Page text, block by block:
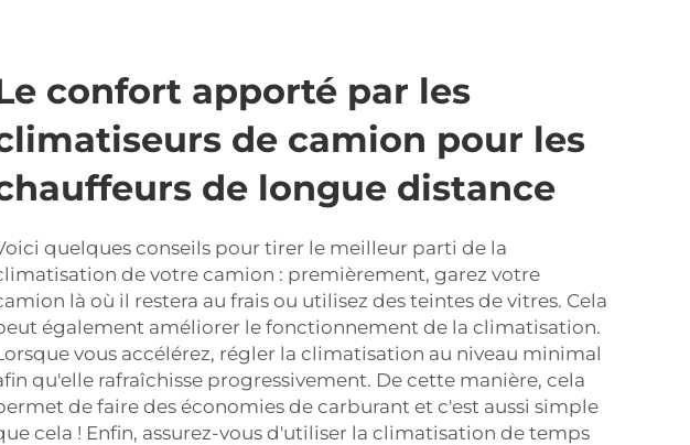
confort apporté par les
de camion pour les
de longue distance
quelques conseils pour tirer le meilleur parti de la
de votre camion : premièrement, garez votre
là où il restera au frais ou utilisez des teintes de vitres. Cela
également améliorer le fonctionnement de la climatisation.
vous accélérez, régler la climatisation au niveau minimal
qu'elle rafraîchisse progressivement. De cette manière, cela
de faire des économies de carburant et c'est aussi simple
cela ! Enfin, assurez-vous d'utiliser la climatisation de temps